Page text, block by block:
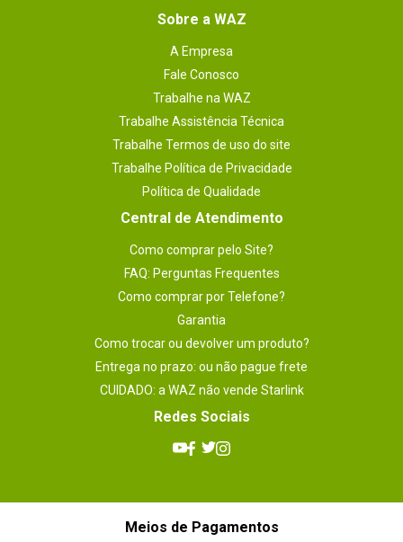
Sobre a WAZ
A Empresa
Fale Conosco
Trabalhe na WAZ
Trabalhe Assistência Técnica
Trabalhe Termos de uso do site
Trabalhe Política de Privacidade
Política de Qualidade
Central de Atendimento
Como comprar pelo Site?
FAQ: Perguntas Frequentes
Como comprar por Telefone?
Garantia
Como trocar ou devolver um produto?
Entrega no prazo: ou não pague frete
CUIDADO: a WAZ não vende Starlink
Redes Sociais
Meios de Pagamentos